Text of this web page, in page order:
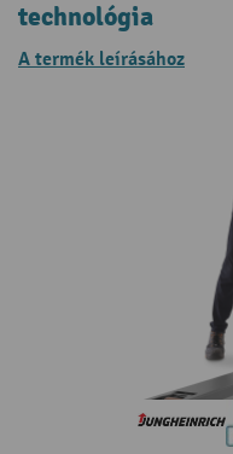
technológia
A termék leírásához